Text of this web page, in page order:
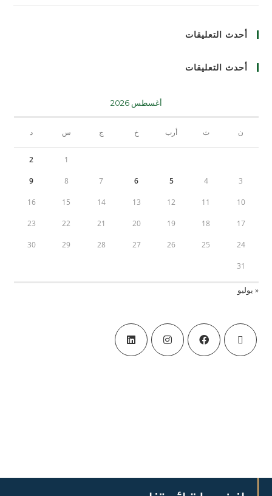
أحدث التعليقات
أحدث التعليقات
أغسطس 2026
ن ث أرب خ ج س د
1
2
3
4
5
6
7
8
9
10
11
12
13
14
15
16
17
18
19
20
21
22
23
24
25
26
27
28
29
30
31
« يوليو